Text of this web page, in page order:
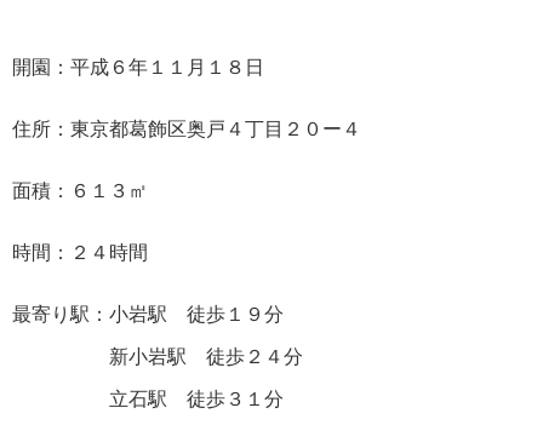
開園：平成６年１１月１８日
住所：東京都葛飾区奥戸４丁目２０ー４
面積：６１３㎡
時間：２４時間
最寄り駅：小岩駅 徒歩１９分
新小岩駅 徒歩２４分
立石駅 徒歩３１分